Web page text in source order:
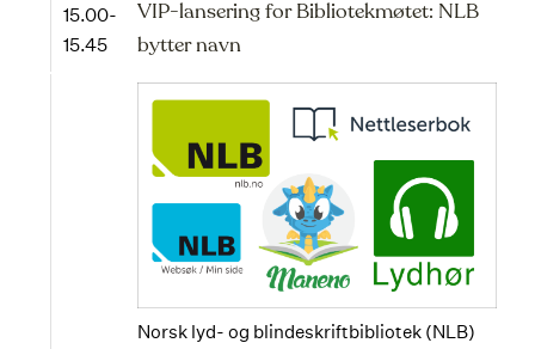
15.00-
15.45
VIP-lansering for Bibliotekmøtet: NLB
bytter navn
Norsk lyd- og blindeskriftbibliotek (NLB)